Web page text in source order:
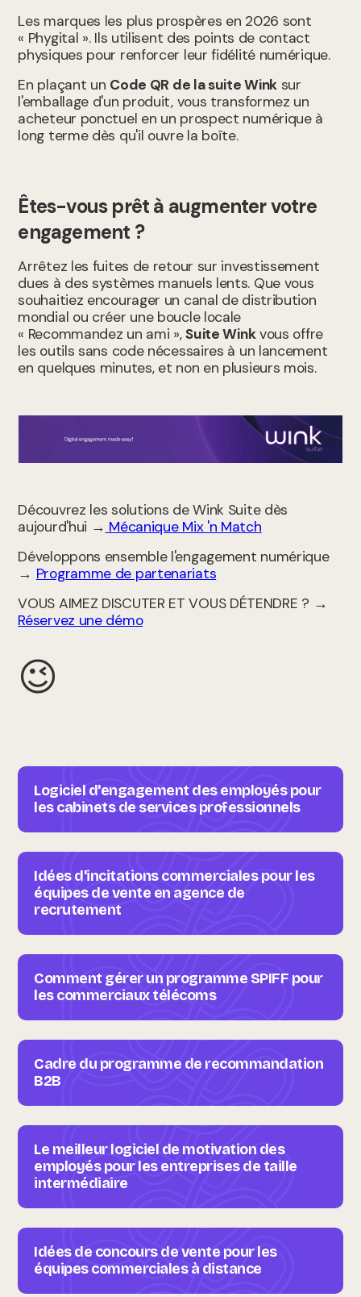
Les marques les plus prospères en 2026 sont
« Phygital ». Ils utilisent des points de contact
physiques pour renforcer leur fidélité numérique.
En plaçant un Code QR de la suite Wink sur
l'emballage d'un produit, vous transformez un
acheteur ponctuel en un prospect numérique à
long terme dès qu'il ouvre la boîte.
Êtes-vous prêt à augmenter votre
engagement ?
Arrêtez les fuites de retour sur investissement
dues à des systèmes manuels lents. Que vous
souhaitiez encourager un canal de distribution
mondial ou créer une boucle locale
« Recommandez un ami »,Suite Winkvous offre
les outils sans code nécessaires à un lancement
en quelques minutes, et non en plusieurs mois.
Découvrez les solutions de Wink Suite dès
aujourd'hui → Mécanique Mix 'n Match
Développons ensemble l'engagement numérique
→ Programme de partenariats
VOUS AIMEZ DISCUTER ET VOUS DÉTENDRE ? →
Réservez une démo
😉
Logiciel d'engagement des employés pour
les cabinets de services professionnels
Idées d'incitations commerciales pour les
équipes de vente en agence de
recrutement
Comment gérer un programme SPIFF pour
les commerciaux télécoms
Cadre du programme de recommandation
B2B
Le meilleur logiciel de motivation des
employés pour les entreprises de taille
intermédiaire
Idées de concours de vente pour les
équipes commerciales à distance